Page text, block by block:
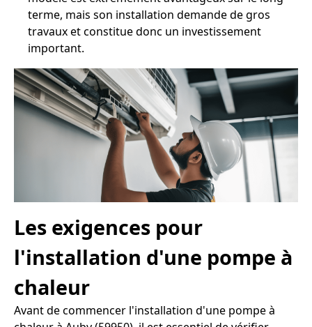
terme, mais son installation demande de gros
travaux et constitue donc un investissement
important.
Les exigences pour
l'installation d'une pompe à
chaleur
Avant de commencer l'installation d'une pompe à